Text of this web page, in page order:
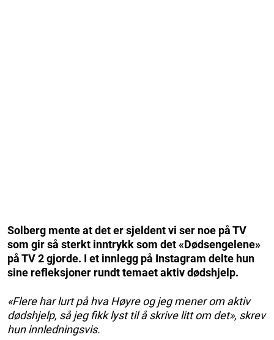
Solberg mente at det er sjeldent vi ser noe på TV
som gir så sterkt inntrykk som det «Dødsengelene»
på TV 2 gjorde. I et innlegg på Instagram delte hun
sine refleksjoner rundt temaet aktiv dødshjelp.
«Flere har lurt på hva Høyre og jeg mener om aktiv
dødshjelp, så jeg fikk lyst til å skrive litt om det», skrev
hun innledningsvis.